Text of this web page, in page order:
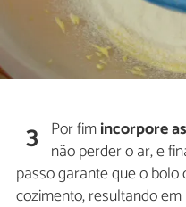
3 Por fimincorpore
não perder o ar, e
passo garante que o
cozimento, resultando